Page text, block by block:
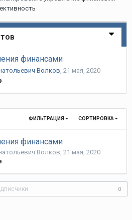
финансами
Волков, 21 мая, 2020
СОРТИРОВКА
ФИЛЬТРАЦИЯ
финансами
Волков 21 мая, 2020
0